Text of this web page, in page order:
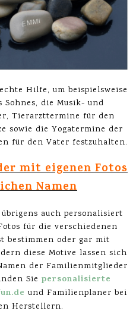
Hilfe, um beispielsweise
die Musik- und
Tierarzttermine für den
sowie die Yogatermine der
für den Vater festzuhalten.
mit eigenen Fotos
Namen
auch personalisiert
für die verschiedenen
bestimmen oder gar mit
diese Motive lassen sich
der Familienmitglieder
Sie personalisierte
und Familienplaner bei
Herstellern.